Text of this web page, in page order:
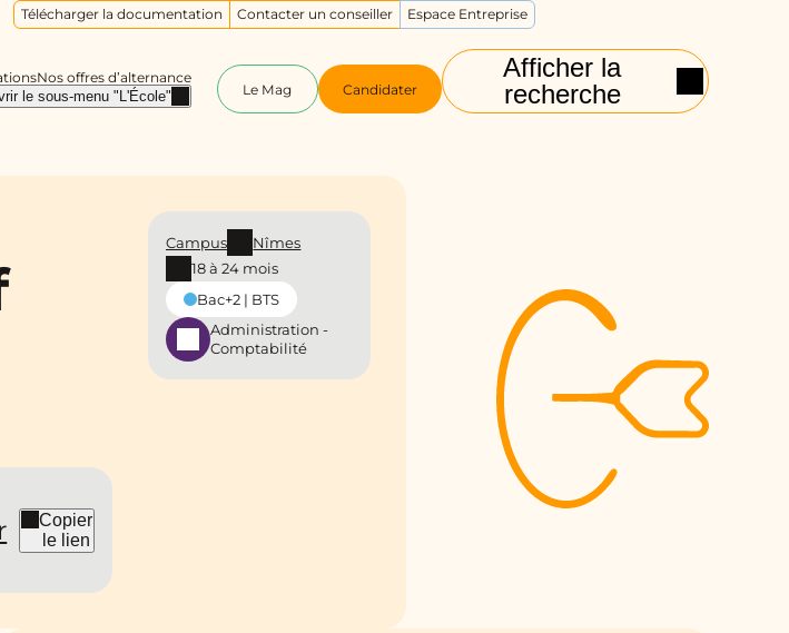
Afficher la
recherche
Nos offres d’alternance
le sous-menu "L'École" Le Mag Candidater
Télécharger la documentation Contacter un conseiller Espace Entreprise
Copier
le lien
Campus
Nîmes
18 à 24 mois
Bac+2 | BTS
Administration -
Comptabilité